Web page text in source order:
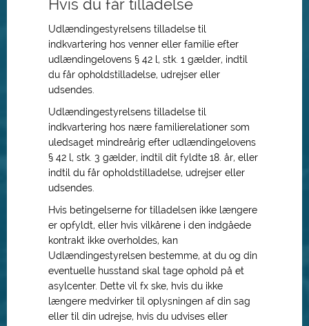
Hvis du får tilladelse
Udlændingestyrelsens tilladelse til
indkvartering hos venner eller familie efter
udlændingelovens § 42 l, stk. 1 gælder, indtil
du får opholdstilladelse, udrejser eller
udsendes.
Udlændingestyrelsens tilladelse til
indkvartering hos nære familierelationer som
uledsaget mindreårig efter udlændingelovens
§ 42 l, stk. 3 gælder, indtil dit fyldte 18. år, eller
indtil du får opholdstilladelse, udrejser eller
udsendes.
Hvis betingelserne for tilladelsen ikke længere
er opfyldt, eller hvis vilkårene i den indgåede
kontrakt ikke overholdes, kan
Udlændingestyrelsen bestemme, at du og din
eventuelle husstand skal tage ophold på et
asylcenter. Dette vil fx ske, hvis du ikke
længere medvirker til oplysningen af din sag
eller til din udrejse, hvis du udvises eller